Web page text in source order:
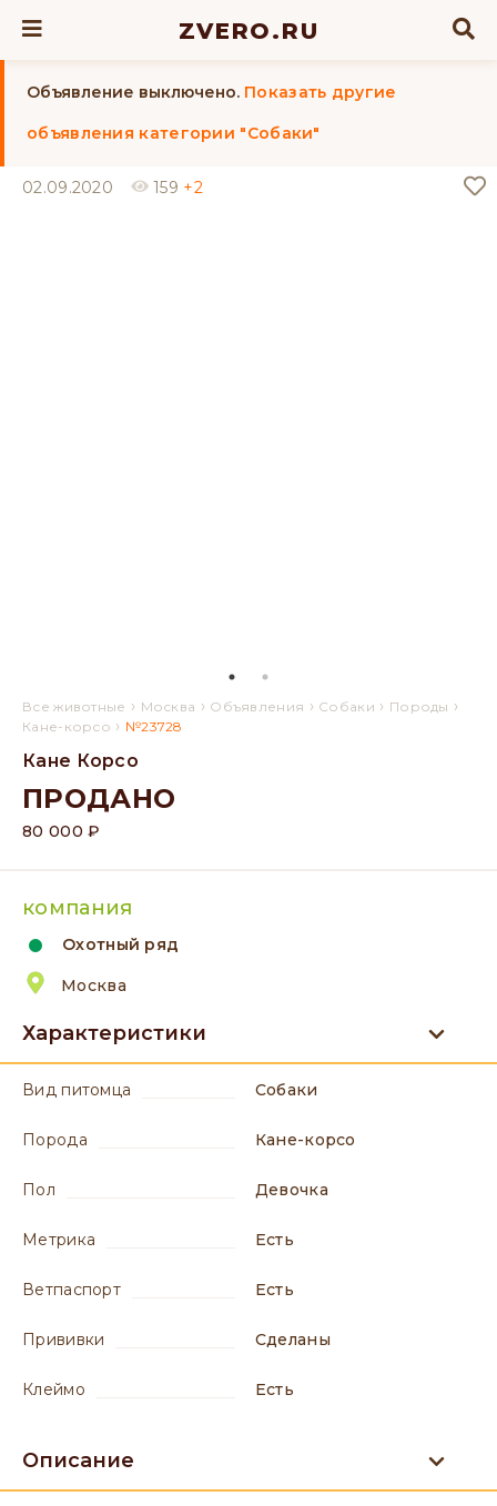
ZVERO.RU
Объявление выключено. Показать другие
объявления категории "Собаки"
02.09.2020 159 +2
Все животные › Москва › Объявления › Собаки › Породы ›
Кане-корсо › №23728
Кане Корсо
ПРОДАНО
80 000 ₽
компания
Охотный ряд
Москва
Характеристики
вид питомца Собаки
порода Кане-корсо
пол девочка
метрика есть
ветпаспорт есть
прививки сделаны
клеймо есть
Описание